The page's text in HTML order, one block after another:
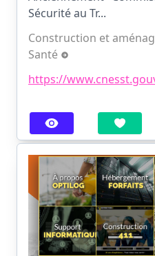
Sécurité au Tr...
Construction et
Santé
https://